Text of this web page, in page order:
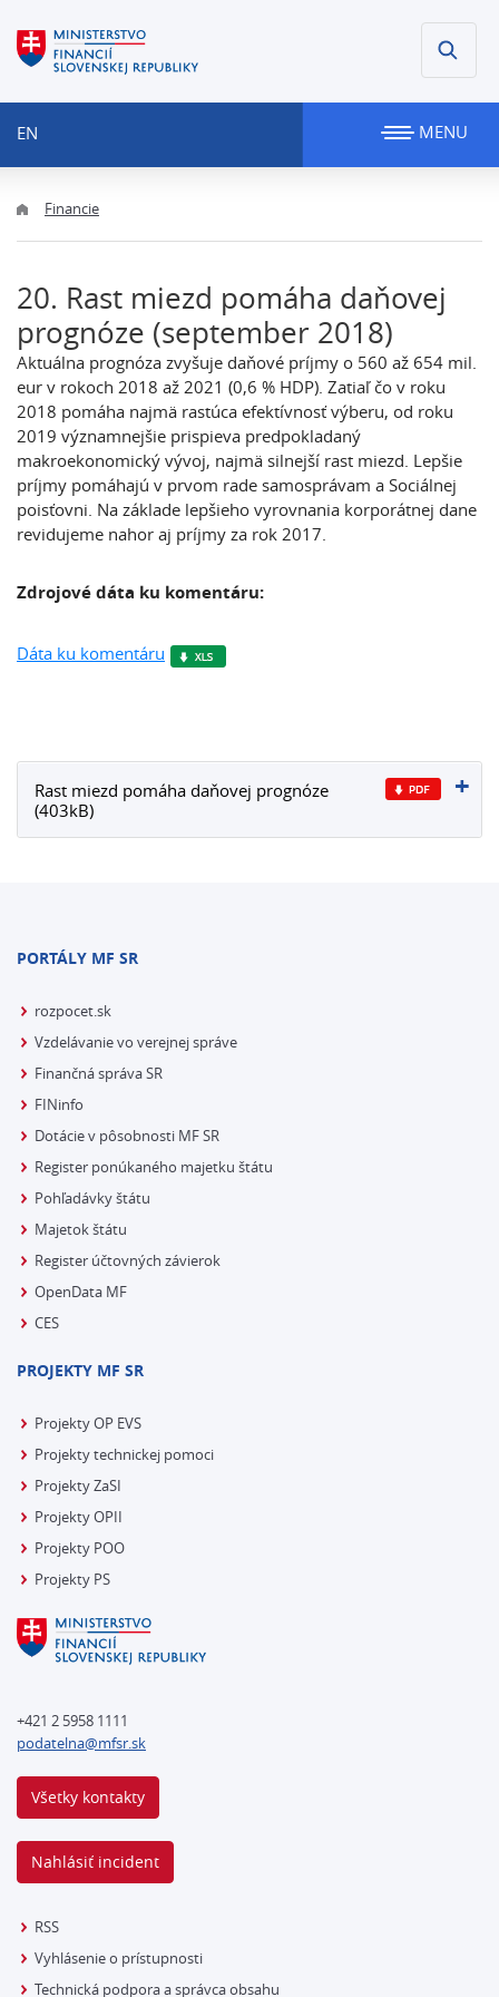
EN MENU
Financie
20. Rast miezd pomáha daňovej
prognóze (september 2018)
Aktuálna prognóza zvyšuje daňové príjmy o 560 až 654 mil.
eur v rokoch 2018 až 2021 (0,6 % HDP). Zatiaľ čo v roku
2018 pomáha najmä rastúca efektívnosť výberu, od roku
2019 významnejšie prispieva predpokladaný
makroekonomický vývoj, najmä silnejší rast miezd. Lepšie
príjmy pomáhajú v prvom rade samosprávam a Sociálnej
poisťovni. Na základe lepšieho vyrovnania korporátnej dane
revidujeme nahor aj príjmy za rok 2017.
Zdrojové dáta ku komentáru:
Dáta ku komentáru
Rast miezd pomáha daňovej prognóze
(403kB)
PORTÁLY MF SR
rozpocet.sk
Vzdelávanie vo verejnej správe
Finančná správa SR
FINinfo
Dotácie v pôsobnosti MF SR
Register ponúkaného majetku štátu
Pohľadávky štátu
Majetok štátu
Register účtovných závierok
OpenData MF
CES
PROJEKTY MF SR
Projekty OP EVS
Projekty technickej pomoci
Projekty ZaSI
Projekty OPII
Projekty POO
Projekty PS
+421 2 5958 1111
podatelna@mfsr.sk
Všetky kontakty
Nahlásiť incident
RSS
Vyhlásenie o prístupnosti
Technická podpora a správca obsahu